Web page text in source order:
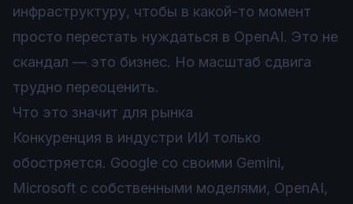
инфраструктуру, чтобы в какой-то момент
просто перестать нуждаться в OpenAI. Это не
скандал — это бизнес. Но масштаб сдвига
трудно переоценить.
Что это значит для рынка
Конкуренция в индустри ИИ только
обостряется. Google со своими Gemini,
Microsoft с собственными моделями, OpenAI,